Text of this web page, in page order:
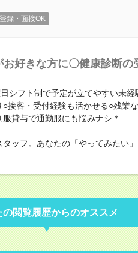
録・面接OK
好きな方に〇健康診断の
シフト制で予定が立てやすい未
接客・受付経験も活かせる○残業
貸与で通勤服にも悩みナシ＊
ッフ。あなたの「やってみたい
の閲覧履歴からのオススメ